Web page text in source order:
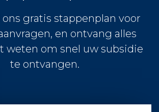
gratis stappenplan voor
en ontvang alles
weten om snel uw subsidie
te ontvangen.